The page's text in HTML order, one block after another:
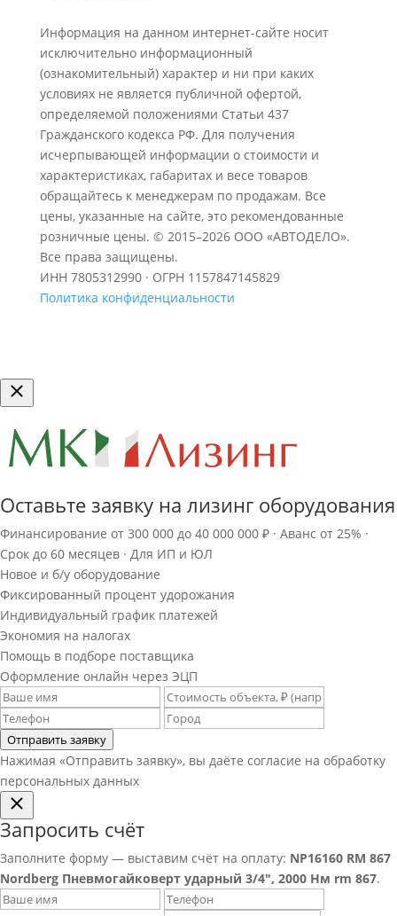
Информация на данном интернет-сайте носит
исключительно информационный
(ознакомительный) характер и ни при каких
условиях не является публичной офертой,
определяемой положениями Статьи 437
Гражданского кодекса РФ. Для получения
исчерпывающей информации о стоимости и
характеристиках, габаритах и весе товаров
обращайтесь к менеджерам по продажам. Все
цены, указанные на сайте, это рекомендованные
розничные цены. © 2015–2026 ООО «АВТОДЕЛО».
Все права защищены.
ИНН 7805312990 · ОГРН 1157847145829
Политика конфиденциальности
Оставьте заявку на лизинг оборудования
Финансирование от 300 000 до 40 000 000 ₽ · Аванс от 25% ·
Срок до 60 месяцев · Для ИП и ЮЛ
Новое и б/у оборудование
Фиксированный процент удорожания
Индивидуальный график платежей
Экономия на налогах
Помощь в подборе поставщика
Оформление онлайн через ЭЦП
Отправить заявку
Нажимая «Отправить заявку», вы даёте согласие на обработку
персональных данных
Запросить счёт
Заполните форму — выставим счёт на оплату: NP16160 RM 867
Nordberg Пневмогайковерт ударный 3/4", 2000 Нм rm 867.